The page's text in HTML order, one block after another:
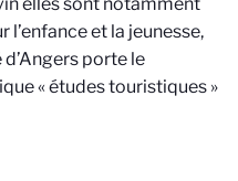
et la jeunesse,
porte le
« études touristiques »